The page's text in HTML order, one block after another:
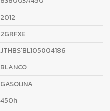
2012
2GRFXE
JTHBS1BL105004186
BLANCO
GASOLINA
450h